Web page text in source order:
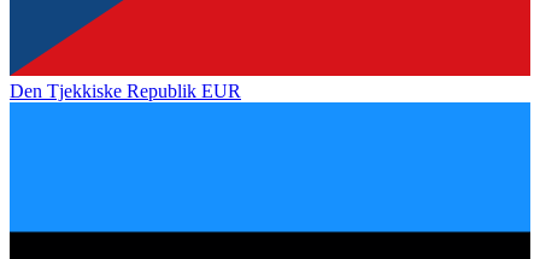
Den Tjekkiske Republik EUR